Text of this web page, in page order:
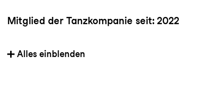
Mitglied der Tanzkompanie seit: 2022
Vorherige(s) Engagement(s):
freischaffende Tänzerin in Prag (2021-2022)
Alles einblenden